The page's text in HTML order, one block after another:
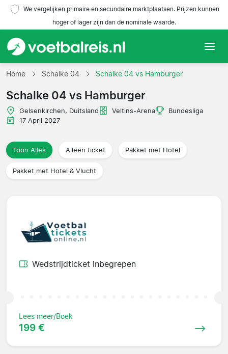
We vergelijken primaire en secundaire marktplaatsen. Prijzen kunnen
hoger of lager zijn dan de nominale waarde.
Home
Teams
Competities
Reisorganisaties
Home Schalke 04 Schalke 04 vs Hamburger
Schalke 04 vs Hamburger
Gelsenkirchen, Duitsland Veltins-Arena
Bundesliga
17 April 2027
Toon Alles Alleen ticket Pakket met Hotel
Pakket met Hotel & Vlucht
Wedstrijdticket inbegrepen
Lees meer/Boek
199 €